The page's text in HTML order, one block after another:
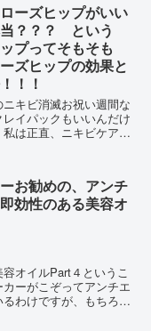
ーズヒップがいい
？？？ という
プってそもそも
ズヒップの効果と
！！
キビ消滅お祝い週間な
イパックもいいんだけ
は正直、ニキビケアに
お勧めの、アンチ
効性のある美容オ
オイルPart４というこ
ーがこぞってアンチエ
わけですが、もちろん